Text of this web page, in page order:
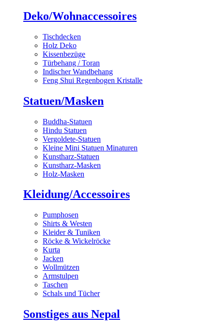
Deko/Wohnaccessoires
Tischdecken
Holz Deko
Kissenbezüge
Türbehang / Toran
Indischer Wandbehang
Feng Shui Regenbogen Kristalle
Statuen/Masken
Buddha-Statuen
Hindu Statuen
Vergoldete-Statuen
Kleine Mini Statuen Minaturen
Kunstharz-Statuen
Kunstharz-Masken
Holz-Masken
Kleidung/Accessoires
Pumphosen
Shirts & Westen
Kleider & Tuniken
Röcke & Wickelröcke
Kurta
Jacken
Wollmützen
Armstulpen
Taschen
Schals und Tücher
Sonstiges aus Nepal